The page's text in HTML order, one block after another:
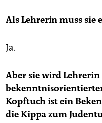
Als Lehrerin muss sie
Ja.
Aber sie wird
Kopftuch ist ein
die Kippa zum